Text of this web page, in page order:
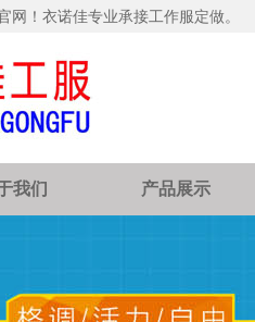
！衣诺佳专业承接工作服定做。
我们 产品展示